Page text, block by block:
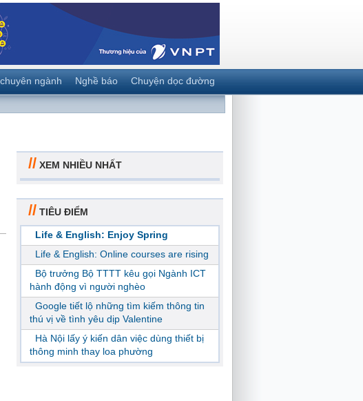
ngành Nghề báo Chuyện dọc đường
// XEM NHIỀU NHẤT
// TIÊU ĐIỂM
Life & English: Enjoy Spring
Life & English: Online courses are rising
Bộ trưởng Bộ TTTT kêu gọi Ngành ICT
hành động vì người nghèo
Google tiết lộ những tìm kiếm thông tin
thú vị về tình yêu dịp Valentine
Hà Nội lấy ý kiến dân việc dùng thiết bị
thông minh thay loa phường